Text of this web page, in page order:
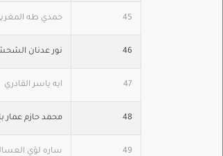
45 حمدي طه
46 نور عدنان
47 ايه ياسر القادري
48 محمد حازم عمار
49 ساره لؤي